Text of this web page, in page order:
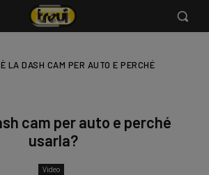
LA DASH CAM PER AUTO E PERCHÉ
cam per auto e perché
usarla?
Video